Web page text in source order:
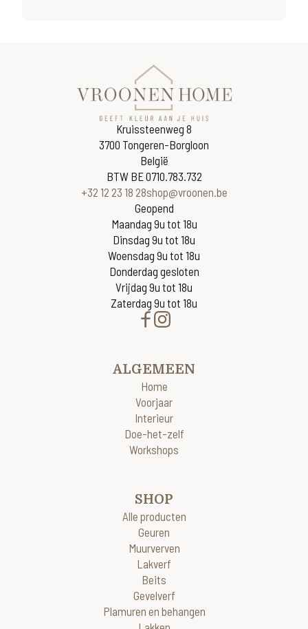
Kruissteenweg 8
3700 Tongeren-Borgloon
België
BTW BE 0710.783.732
+32 12 23 18 28shop@vroonen.be
Geopend
Maandag 9u tot 18u
Dinsdag 9u tot 18u
Woensdag 9u tot 18u
Donderdag gesloten
Vrijdag 9u tot 18u
Zaterdag 9u tot 18u
ALGEMEEN
Home
Voorjaar
Interieur
Doe-het-zelf
Workshops
SHOP
Alle producten
Geuren
Muurverven
Lakverf
Beits
Gevelverf
Plamuren en behangen